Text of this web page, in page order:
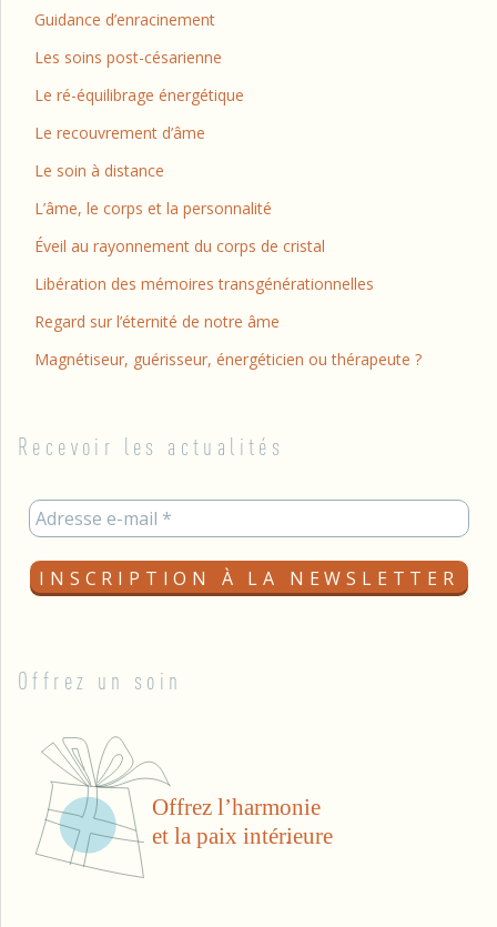
Guidance d’enracinement
Les soins post-césarienne
Le ré-équilibrage énergétique
Le recouvrement d’âme
Le soin à distance
L’âme, le corps et la personnalité
Éveil au rayonnement du corps de cristal
Libération des mémoires transgénérationnelles
Regard sur l’éternité de notre âme
Magnétiseur, guérisseur, énergéticien ou thérapeute ?
Recevoir les actualités
Offrez un soin